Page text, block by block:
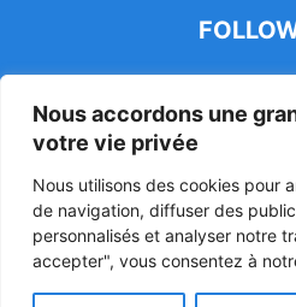
Nous accordons une
votre vie privée
Nous utilisons des cookies pour
de navigation, diffuser des
personnalisés et analyser notre
accepter", vous consentez à
47ᵉ Assemblée Mondiale sur la
Luciano Hounkponou